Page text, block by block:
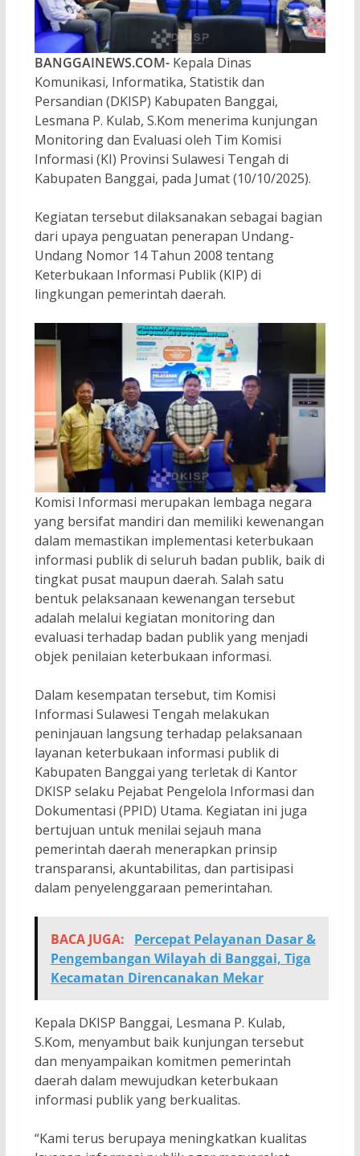
BANGGAINEWS.COM-Kepala Dinas
Komunikasi, Informatika, Statistik dan
Persandian (DKISP) Kabupaten Banggai,
Lesmana P. Kulab, S.Kom menerima kunjungan
Monitoring dan Evaluasi oleh Tim Komisi
Informasi (KI) Provinsi Sulawesi Tengah di
Kabupaten Banggai, pada Jumat (10/10/2025).
Kegiatan tersebut dilaksanakan sebagai bagian
dari upaya penguatan penerapan Undang-
Undang Nomor 14 Tahun 2008 tentang
Keterbukaan Informasi Publik (KIP) di
lingkungan pemerintah daerah.
Komisi Informasi merupakan lembaga negara
yang bersifat mandiri dan memiliki kewenangan
dalam memastikan implementasi keterbukaan
informasi publik di seluruh badan publik, baik di
tingkat pusat maupun daerah. Salah satu
bentuk pelaksanaan kewenangan tersebut
adalah melalui kegiatan monitoring dan
evaluasi terhadap badan publik yang menjadi
objek penilaian keterbukaan informasi.
Dalam kesempatan tersebut, tim Komisi
Informasi Sulawesi Tengah melakukan
peninjauan langsung terhadap pelaksanaan
layanan keterbukaan informasi publik di
Kabupaten Banggai yang terletak di Kantor
DKISP selaku Pejabat Pengelola Informasi dan
Dokumentasi (PPID) Utama. Kegiatan ini juga
bertujuan untuk menilai sejauh mana
pemerintah daerah menerapkan prinsip
transparansi, akuntabilitas, dan partisipasi
dalam penyelenggaraan pemerintahan.
BACA JUGA:
Percepat Pelayanan Dasar &
Pengembangan Wilayah di Banggai, Tiga
Kecamatan Direncanakan Mekar
Kepala DKISP Banggai, Lesmana P. Kulab,
S.Kom, menyambut baik kunjungan tersebut
dan menyampaikan komitmen pemerintah
daerah dalam mewujudkan keterbukaan
informasi publik yang berkualitas.
“Kami terus berupaya meningkatkan kualitas